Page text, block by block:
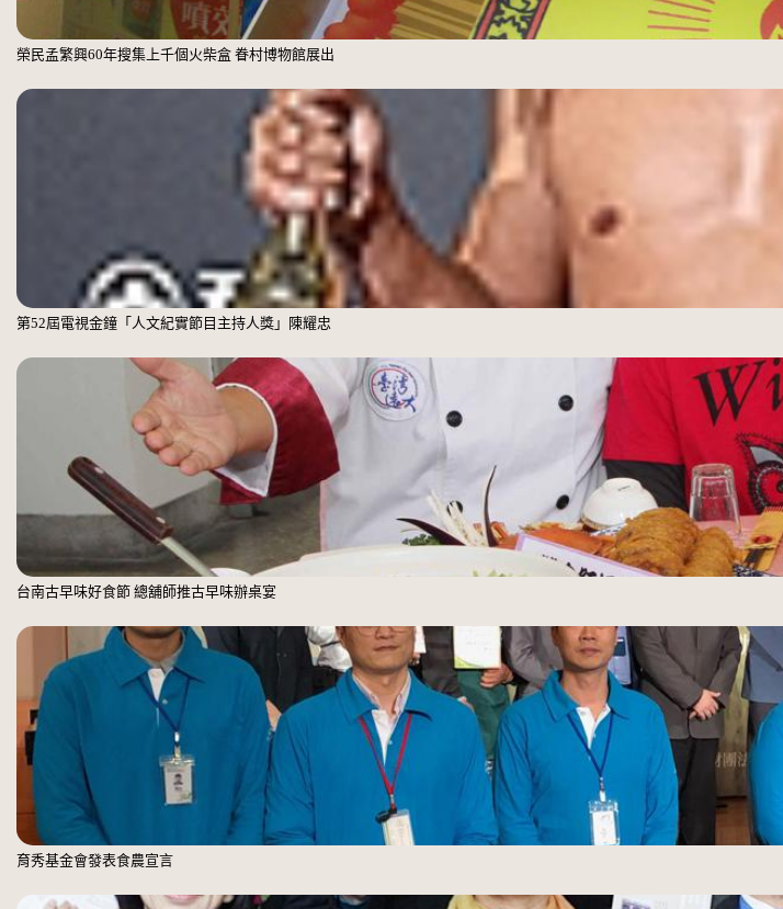
榮民孟繁興60年搜集上千個火柴盒 眷村博物館展出
第52屆電視金鐘「人文紀實節目主持人獎」陳耀忠
台南古早味好食節 總舖師推古早味辦桌宴
育秀基金會發表食農宣言